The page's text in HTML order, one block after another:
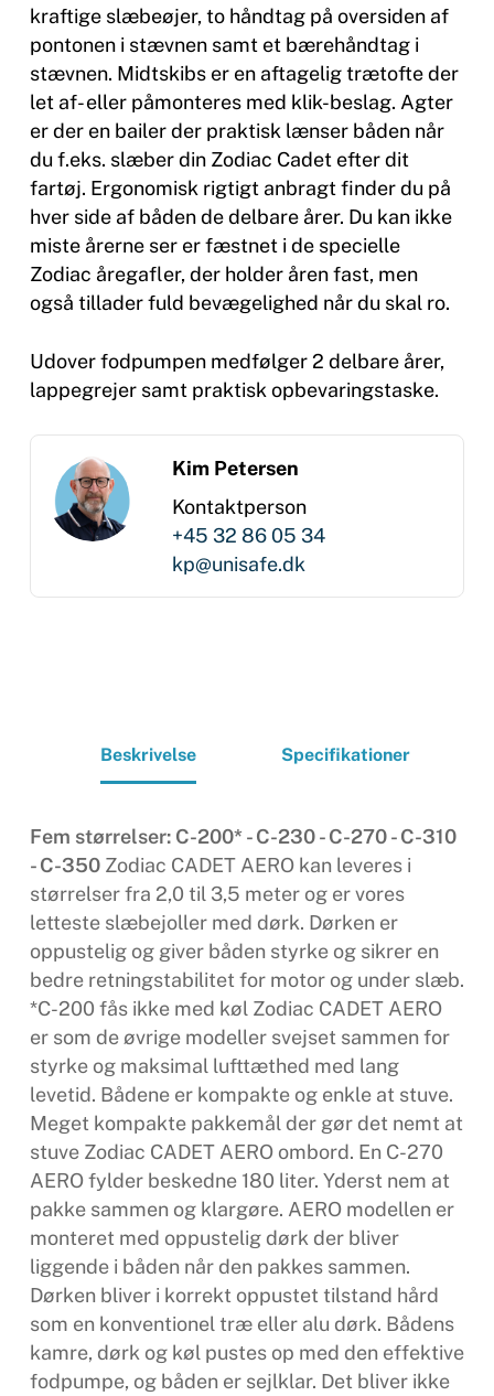
kraftige slæbeøjer, to håndtag på oversiden af
pontonen i stævnen samt et bærehåndtag i
stævnen. Midtskibs er en aftagelig trætofte der
let af- eller påmonteres med klik-beslag. Agter
er der en bailer der praktisk lænser båden når
du f.eks. slæber din Zodiac Cadet efter dit
fartøj. Ergonomisk rigtigt anbragt finder du på
hver side af båden de delbare årer. Du kan ikke
miste årerne ser er fæstnet i de specielle
Zodiac åregafler, der holder åren fast, men
også tillader fuld bevægelighed når du skal ro.
Udover fodpumpen medfølger 2 delbare årer,
lappegrejer samt praktisk opbevaringstaske.
Kim Petersen
Kontaktperson
+45 32 86 05 34
kp@unisafe.dk
Beskrivelse Specifikationer
Fem størrelser: C-200* - C-230 - C-270 - C-310
- C-350 Zodiac CADET AERO kan leveres i
størrelser fra 2,0 til 3,5 meter og er vores
letteste slæbejoller med dørk. Dørken er
oppustelig og giver båden styrke og sikrer en
bedre retningstabilitet for motor og under slæb.
*C-200 fås ikke med køl Zodiac CADET AERO
er som de øvrige modeller svejset sammen for
styrke og maksimal lufttæthed med lang
levetid. Bådene er kompakte og enkle at stuve.
Meget kompakte pakkemål der gør det nemt at
stuve Zodiac CADET AERO ombord. En C-270
AERO fylder beskedne 180 liter. Yderst nem at
pakke sammen og klargøre. AERO modellen er
monteret med oppustelig dørk der bliver
liggende i båden når den pakkes sammen.
Dørken bliver i korrekt oppustet tilstand hård
som en konventionel træ eller alu dørk. Bådens
kamre, dørk og køl pustes op med den effektive
fodpumpe, og båden er sejlklar. Det bliver ikke